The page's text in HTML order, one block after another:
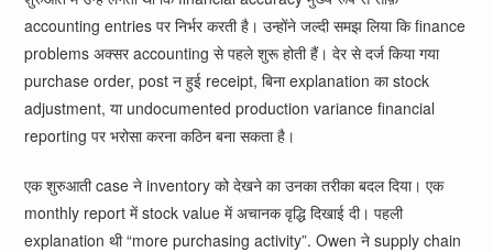
accounting entries पर निर्भर करती है। उन्होंने जल्दी समझ लिया कि finance
problems अक्सर accounting से पहले शुरू होती हैं। देर से दर्ज किया गया
purchase order, post न हुई receipt, बिना explanation का stock
adjustment, या undocumented production variance financial
reporting पर भरोसा करना कठिन बना सकता है।
एक शुरुआती case ने inventory को देखने का उनका तरीका बदल दिया। एक
monthly report में stock value में अचानक वृद्धि दिखाई दी। पहली
explanation थी “more purchasing activity”. Owen ने supply chain